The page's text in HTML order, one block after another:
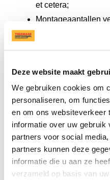
Deze website maakt
We gebruiken cookies om
personaliseren, om
en om ons websiteverkeer
informatie over uw gebruik
partners voor social
partners kunnen deze
informatie die u aan ze
verzameld op basis van
et cetera;
Montageaantallen
nieuwe
Relatiebeheer van
Je hebt minimaal
Je hebt een
laten zien dat je in
klanten te werven in
Je bent
wijze aan tafel te
Je hebt een aantal
in een soortgelijke